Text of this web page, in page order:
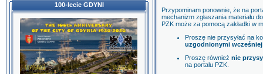
100-lecie GDYNI
Przypominam ponownie, że na
mechanizm zgłaszania materiału
PZK może za pomocą zakładki w
Proszę nie przysyłać na
uzgodnionymi
Proszę również nie
na portalu PZK.